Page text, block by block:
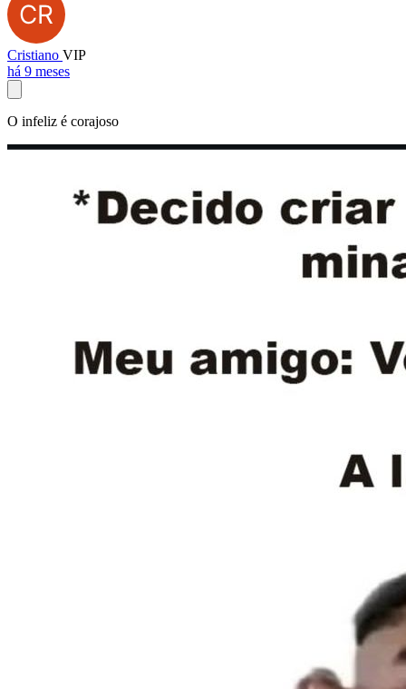
Cristiano VIP
há 9 meses
O infeliz é corajoso